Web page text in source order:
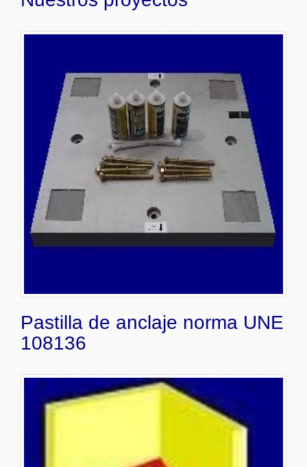
Pastilla de anclaje norma UNE
108136